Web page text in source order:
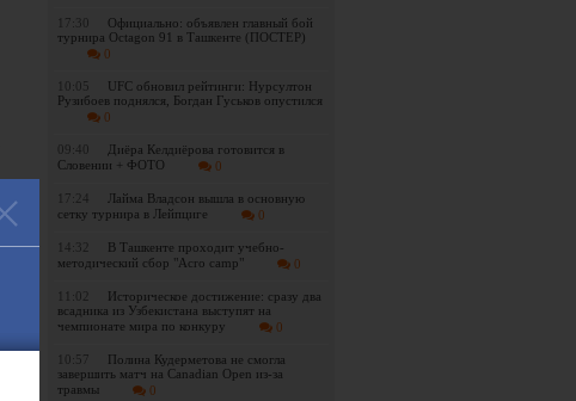
17:30
Официально: объявлен главный бой
турнира Octagon 91 в Ташкенте (ПОСТЕР)
0
10:05
UFC обновил рейтинги: Нурсултон
Рузибоев поднялся, Богдан Гуськов опустился
0
09:40
Диёра Келдиёрова готовится в
Словении + ФОТО
0
17:24
Лайма Владсон вышла в основную
сетку турнира в Лейпциге
0
14:32
В Ташкенте проходит учебно-
методический сбор "Acro camp"
0
11:02
Историческое достижение: сразу два
всадника из Узбекистана выступят на
чемпионате мира по конкуру
0
10:57
Полина Кудерметова не смогла
завершить матч на Canadian Open из-за
травмы
0